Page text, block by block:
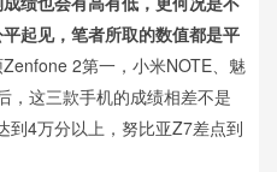
起见，笔者所取的数值都是平
2第一，小米NOTE、魅
，这三款手机的成绩相差不是
到4万分以上，努比亚Z7差点到